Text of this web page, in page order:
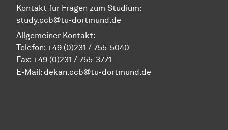
Kontakt für Fragen zum Studium:
study.ccb@tu-dortmund.de
Allgemeiner Kontakt:
Telefon: +49 (0)231 / 755-5040
Fax: +49 (0)231 / 755-3771
E-Mail: dekan.ccb@tu-dortmund.de